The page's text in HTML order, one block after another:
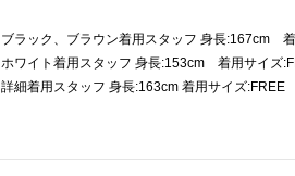
ブラック、ブラウン着用スタッフ 身長:167cm
ホワイト着用スタッフ 身長:153cm 着用サイズ
詳細着用スタッフ 身長:163cm 着用サイズ:FREE